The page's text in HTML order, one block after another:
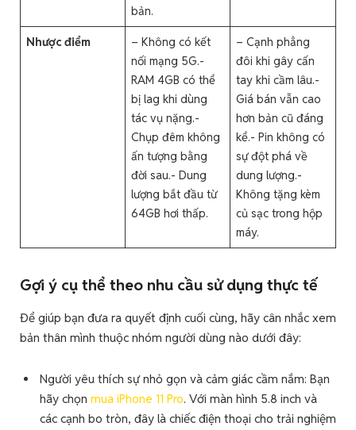
bản.
Nhược điểm
– Không có kết
nối mạng 5G.-
RAM 4GB có thể
bị lag khi dùng
tác vụ nặng.-
Chụp đêm không
ấn tượng bằng
đời sau.- Dung
lượng bắt đầu từ
64GB hơi thấp.
– Cạnh phẳng
đôi khi gây cấn
tay khi cầm lâu.-
Giá bán vẫn cao
hơn bản cũ đáng
kể.- Pin không có
sự đột phá về
dung lượng.-
Không tặng kèm
củ sạc trong hộp
máy.
Gợi ý cụ thể theo nhu cầu sử dụng thực tế
Để giúp bạn đưa ra quyết định cuối cùng, hãy cân nhắc xem
bản thân mình thuộc nhóm người dùng nào dưới đây:
Người yêu thích sự nhỏ gọn và cảm giác cầm nắm: Bạn
hãy chọn mua iPhone 11 Pro. Với màn hình 5.8 inch và
các cạnh bo tròn, đây là chiếc điện thoại cho trải nghiệm